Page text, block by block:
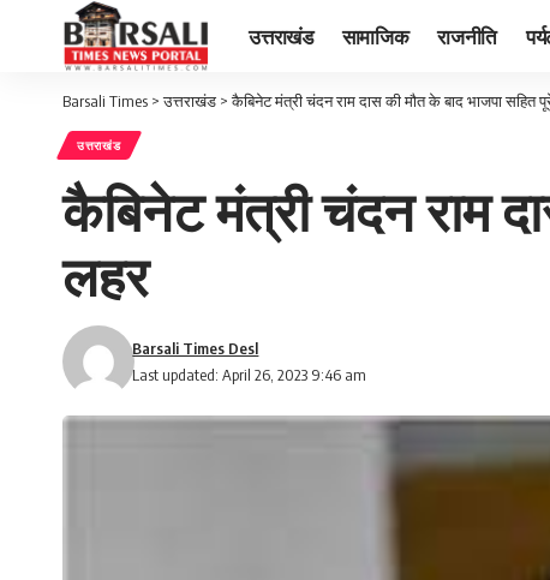
उत्तराखंड सामाजिक राजनीति
Barsali Times >उत्तराखंड >कैबिनेट मंत्री चंदन राम दास की मौत के बाद भाजपा सहित
उत्तराखंड
कैबिनेट मंत्री चंदन राम
लहर
Last updated: April 26, 2023 9:46 am
Barsali Times Desl